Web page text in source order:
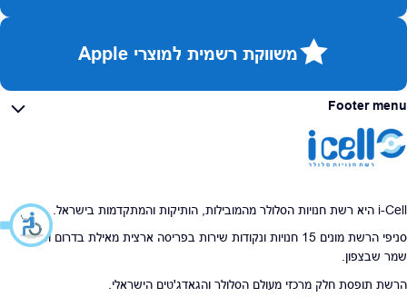
משווקת רשמית למוצרי Apple
Footer menu
i-Cell היא רשת חנויות הסלולר מהמובילות, הותיקות והמתקדמות בישראל.
סניפי הרשת מונים 15 חנויות ונקודות שירות בפריסה ארצית מאילת בדרום ועד עין
שמר שבצפון.
הרשת תופסת חלק מרכזי מעולם הסלולר והגאדג'טים הישראלי.